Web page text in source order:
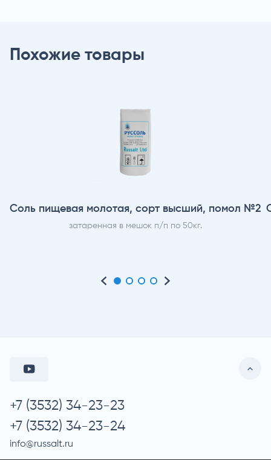
Похожие товары
Соль пищевая молотая, сорт высший, помол №2
затаренная в мешок п/п по 50кг.
+7 (3532) 34-23-23
+7 (3532) 34-23-24
info@russalt.ru